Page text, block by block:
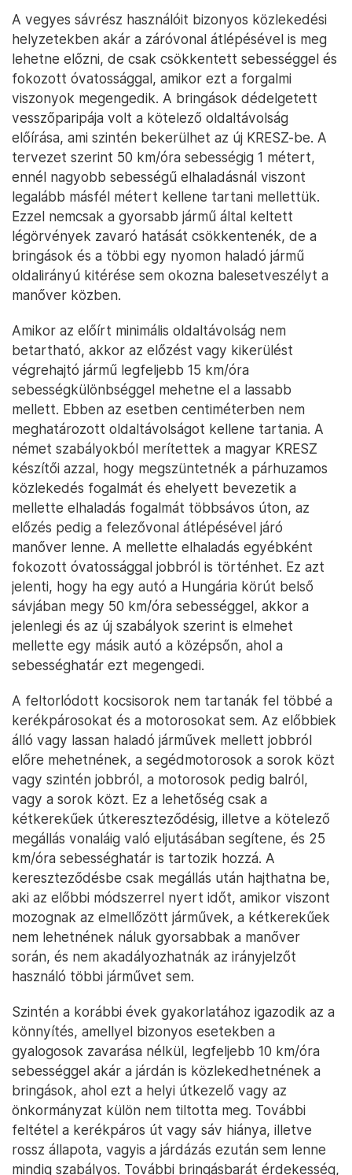
A vegyes sávrész használóit bizonyos közlekedési
helyzetekben akár a záróvonal átlépésével is meg
lehetne előzni, de csak csökkentett sebességgel és
fokozott óvatossággal, amikor ezt a forgalmi
viszonyok megengedik. A bringások dédelgetett
vesszőparipája volt a kötelező oldaltávolság
előírása, ami szintén bekerülhet az új KRESZ-be. A
tervezet szerint 50 km/óra sebességig 1 métert,
ennél nagyobb sebességű elhaladásnál viszont
legalább másfél métert kellene tartani mellettük.
Ezzel nemcsak a gyorsabb jármű által keltett
légörvények zavaró hatását csökkentenék, de a
bringások és a többi egy nyomon haladó jármű
oldalirányú kitérése sem okozna balesetveszélyt a
manőver közben.
Amikor az előírt minimális oldaltávolság nem
betartható, akkor az előzést vagy kikerülést
végrehajtó jármű legfeljebb 15 km/óra
sebességkülönbséggel mehetne el a lassabb
mellett. Ebben az esetben centiméterben nem
meghatározott oldaltávolságot kellene tartania. A
német szabályokból merítettek a magyar KRESZ
készítői azzal, hogy megszüntetnék a párhuzamos
közlekedés fogalmát és ehelyett bevezetik a
mellette elhaladás fogalmát többsávos úton, az
előzés pedig a felezővonal átlépésével járó
manőver lenne. A mellette elhaladás egyébként
fokozott óvatossággal jobbról is történhet. Ez azt
jelenti, hogy ha egy autó a Hungária körút belső
sávjában megy 50 km/óra sebességgel, akkor a
jelenlegi és az új szabályok szerint is elmehet
mellette egy másik autó a középsőn, ahol a
sebességhatár ezt megengedi.
A feltorlódott kocsisorok nem tartanák fel többé a
kerékpárosokat és a motorosokat sem. Az előbbiek
álló vagy lassan haladó járművek mellett jobbról
előre mehetnének, a segédmotorosok a sorok közt
vagy szintén jobbról, a motorosok pedig balról,
vagy a sorok közt. Ez a lehetőség csak a
kétkerekűek útkereszteződésig, illetve a kötelező
megállás vonaláig való eljutásában segítene, és 25
km/óra sebességhatár is tartozik hozzá. A
kereszteződésbe csak megállás után hajthatna be,
aki az előbbi módszerrel nyert időt, amikor viszont
mozognak az elmellőzött járművek, a kétkerekűek
nem lehetnének náluk gyorsabbak a manőver
során, és nem akadályozhatnák az irányjelzőt
használó többi járművet sem.
Szintén a korábbi évek gyakorlatához igazodik az a
könnyítés, amellyel bizonyos esetekben a
gyalogosok zavarása nélkül, legfeljebb 10 km/óra
sebességgel akár a járdán is közlekedhetnének a
bringások, ahol ezt a helyi útkezelő vagy az
önkormányzat külön nem tiltotta meg. További
feltétel a kerékpáros út vagy sáv hiánya, illetve
rossz állapota, vagyis a járdázás ezután sem lenne
mindig szabályos. További bringásbarát érdekesség,